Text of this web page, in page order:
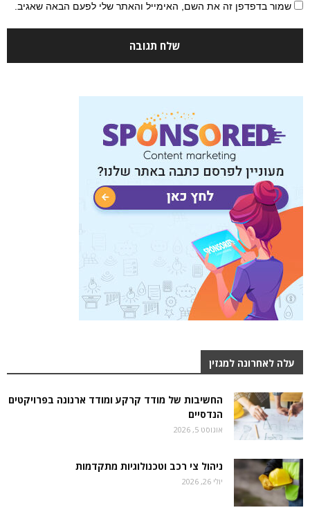
שמור בדפדפן זה את השם, האימייל והאתר שלי לפעם הבאה שאגיב.
עלה לאחרונה למגזין
החשיבות של מודד קרקע ומודד ארנונה בפרויקטים
הנדסיים
אוגוסט 5, 2026
ניהול צי רכב וטכנולוגיות מתקדמות
יולי 26, 2026